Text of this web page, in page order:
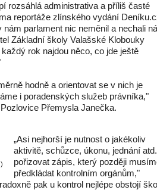
rozsáhlá administrativa a příliš časté
reportáže zlínského vydání
parlament nic neměnil a nechali
Základní školy Valašské Klobouky
rok najdou něco, co jde ještě
hodně a orientovat se v nich je
i poradenských služeb právníka,"
Přemysla Janečka.
„Asi nejhorší je nutnost o jakékoliv
aktivitě, schůzce, úkonu, jednání
pořizovat zápis, který později
předkládat kontrolním orgánům,"
pak u kontrol nejlépe obstojí